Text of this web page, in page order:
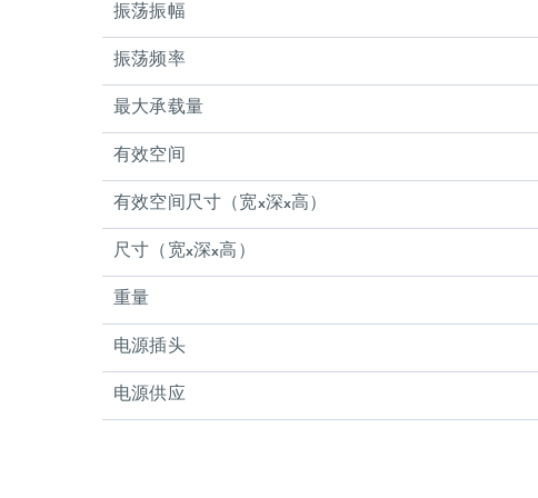
振荡振幅
振荡频率
最大承载量
有效空间
有效空间尺寸（宽x深x高）
尺寸（宽x深x高）
重量
电源插头
电源供应